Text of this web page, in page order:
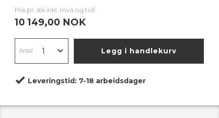
Pris pr. stk inkl. mva og toll
10 149,00 NOK
Legg i handlekurv
Leveringstid: 7-18 arbeidsdager